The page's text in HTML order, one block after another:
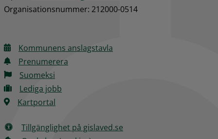
Organisationsnummer: 212000-0514
Kommunens anslagstavla
Prenumerera
Suomeksi
Lediga jobb
Kartportal
Tillgänglighet på gislaved.se